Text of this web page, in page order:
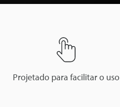
Projetado para facilitar o uso